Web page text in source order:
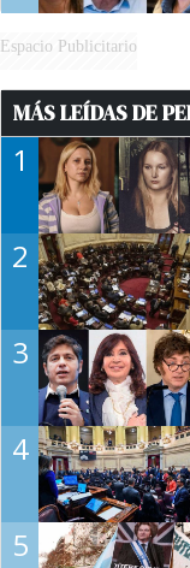
Espacio Publicitario
MÁS LEÍDAS DE
1
2
3
4
5